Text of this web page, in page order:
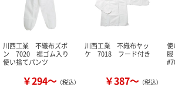
川西工業 不織布ズボ
ン 7020 裾ゴム入り
使い捨てパンツ
￥294～ （税込）
川西工業 不織布ヤッ
ケ 7018 フード付き
￥387～ （税込）
使